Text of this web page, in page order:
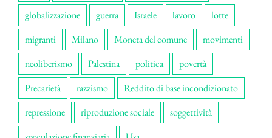
globalizzazione
guerra Israele lavoro
lotte
migranti
Milano Moneta del comune
movimenti
neoliberismo
Palestina politica
povertà
Precarietà
razzismo
Reddito di base incondizionato
repressione
riproduzione sociale
soggettività